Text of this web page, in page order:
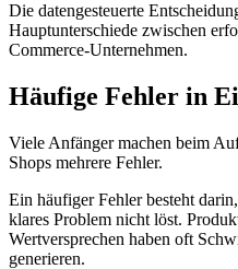
Die datengesteuerte
Hauptunterschiede zwischen
Commerce-Unternehmen.
Häufige Fehler in
Viele Anfänger machen beim
Shops mehrere Fehler.
Ein häufiger Fehler besteht
klares Problem nicht löst.
Wertversprechen haben oft
generieren.